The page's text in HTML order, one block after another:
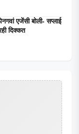
एजेंसी बोली- सप्लाई
दिक्कत